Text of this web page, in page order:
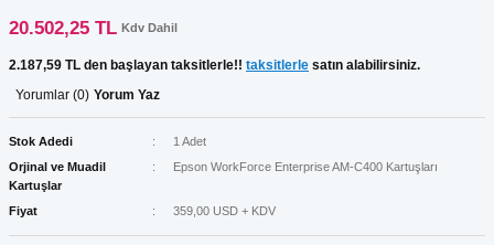
20.502,25 TL Kdv Dahil
2.187,59 TL den başlayan taksitlerle!! taksitlerle satın alabilirsiniz.
Yorumlar (0) Yorum Yaz
Stok Adedi
1 Adet
Orjinal ve Muadil
Kartuşlar
Epson WorkForce Enterprise AM-C400 Kartuşları
Fiyat 359,00 USD + KDV